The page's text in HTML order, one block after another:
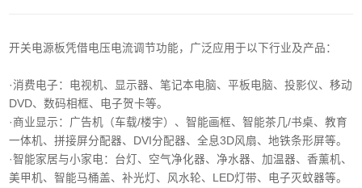
开关电源板凭借电压电流调节功能，广泛应用于以下行业及产品：
·消费电子‌：电视机、显示器、笔记本电脑、平板电脑、投影仪、移动
DVD、数码相框、电子贺卡等。
·商业显示‌：广告机（车载/楼宇）、智能画框、智能茶几/书桌、教育
一体机、拼接屏分配器、DVI分配器、全息3D风扇、地铁条形屏等。
·智能家居与小家电‌：台灯、空气净化器、净水器、加温器、香薰机、
美甲机、智能马桶盖、补光灯、风水轮、LED灯带、电子灭蚊器等。